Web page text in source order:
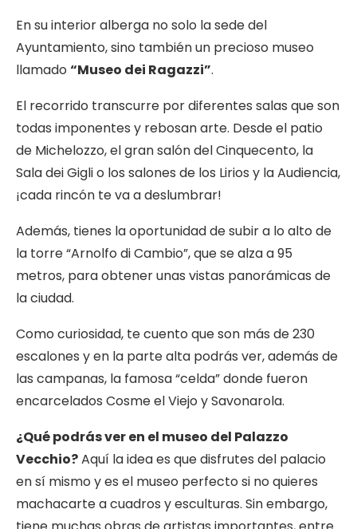
En su interior alberga no solo la sede del
Ayuntamiento, sino también un precioso museo
llamado “Museo dei Ragazzi”.
El recorrido transcurre por diferentes salas que son
todas imponentes y rebosan arte. Desde el patio
de Michelozzo, el gran salón del Cinquecento, la
Sala dei Gigli o los salones de los Lirios y la Audiencia,
¡cada rincón te va a deslumbrar!
Además, tienes la oportunidad de subir a lo alto de
la torre “Arnolfo di Cambio”, que se alza a 95
metros, para obtener unas vistas panorámicas de
la ciudad.
Como curiosidad, te cuento que son más de 230
escalones y en la parte alta podrás ver, además de
las campanas, la famosa “celda” donde fueron
encarcelados Cosme el Viejo y Savonarola.
¿Qué podrás ver en el museo del Palazzo
Vecchio?Aquí la idea es que disfrutes del palacio
en sí mismo y es el museo perfecto si no quieres
machacarte a cuadros y esculturas. Sin embargo,